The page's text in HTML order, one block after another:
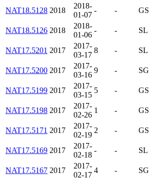
NAT18.5128 2018
2018-
01-07
- - GS
NAT18.5126 2018
2018-
01-06
- - SL
NAT17.5201 2017
2017-
03-17
8 - SL
NAT17.5200 2017
2017-
03-16
9 - SG
NAT17.5199 2017
2017-
03-15
5 - GS
NAT17.5198 2017
2017-
02-26
1 - GS
NAT17.5171 2017
2017-
02-19
2 - GS
NAT17.5169 2017
2017-
02-18
- - SL
NAT17.5167 2017
2017-
02-17
4 - SG